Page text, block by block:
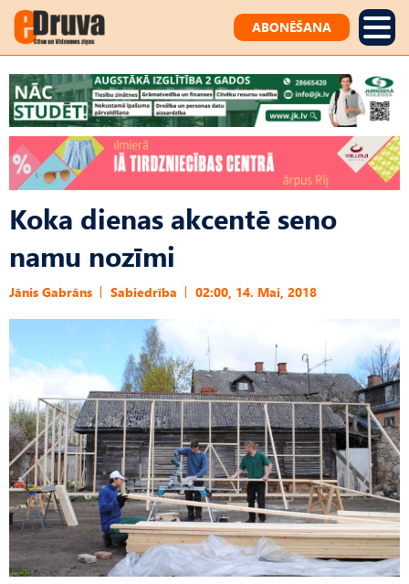
ABONĒŠANA
Koka dienas akcentē seno
namu nozīmi
Jānis Gabrāns Sabiedrība 02:00, 14. Mai, 2018